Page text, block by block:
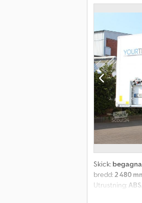
Skick:
bredd:2 480
Utrustning:
Invändiga mått